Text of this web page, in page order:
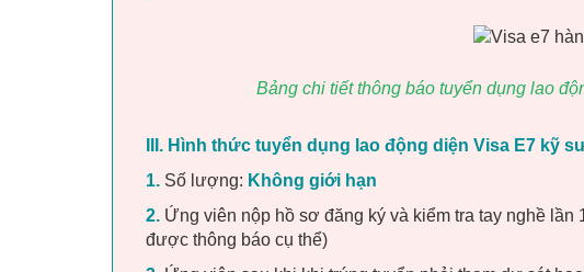
Bảng chi tiết thông báo tuyển dụng lao
III. Hình thức tuyển dụng lao động diện Visa E7 kỹ
1. Số lượng: Không giới hạn
2. Ứng viên nộp hồ sơ đăng ký và kiểm tra tay nghề
được thông báo cụ thể)